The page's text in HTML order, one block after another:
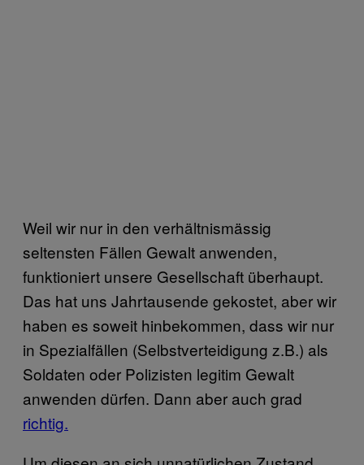
Weil wir nur in den verhältnismässig
seltensten Fällen Gewalt anwenden,
funktioniert unsere Gesellschaft überhaupt.
Das hat uns Jahrtausende gekostet, aber wir
haben es soweit hinbekommen, dass wir nur
in Spezialfällen (Selbstverteidigung z.B.) als
Soldaten oder Polizisten legitim Gewalt
anwenden dürfen. Dann aber auch grad
richtig.